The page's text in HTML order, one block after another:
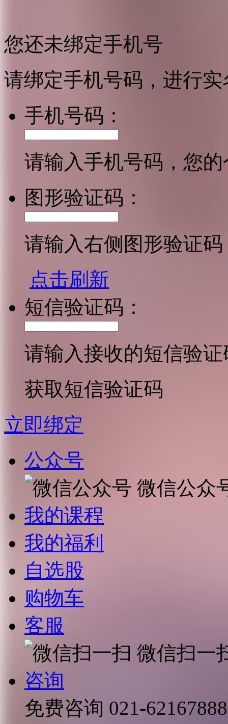
您还未绑定手机号
请绑定手机号码，进行
手机号码：
请输入手机号码，您
图形验证码：
请输入右侧图形验证码
点击刷新
短信验证码：
请输入接收的短信验证
获取短信验证码
立即绑定
公众号
微信公众
我的课程
我的福利
自选股
购物车
客服
微信扫一
咨询
免费咨询 021-62167888